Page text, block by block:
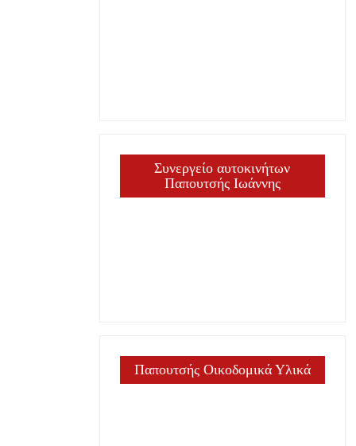
Συνεργείο αυτοκινήτων
Παπουτσής Ιωάννης
Παπουτσής Οικοδομικά Υλικά